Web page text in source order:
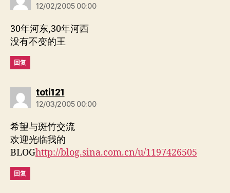
12/02/2005 00:00
30年河东,30年河西
没有不变的王
回复
toti121
12/03/2005 00:00
希望与斑竹交流
欢迎光临我的
BLOGhttp://blog.sina.com.cn/u/1197426505
回复